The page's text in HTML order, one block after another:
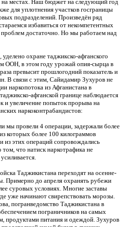
на местах. Наш бюджет на следующий год
для уплотнения участков госграницы
подразделений. Произведён ряд
избавиться от некомпетентных
проблем достаточно. Но мы работаем над
охране таджикско-афганского
ООН, в этом году урожай опия-сырца в
превысит прошлогодний показатель и
В связи с этим, Сайидамир Зухуров не
наркопотока из Афганистана в
афганской границе наблюдается
и увеличение попыток прорыва на
наркоконтрабандистов:
мы провели 4 операции, задержали более
которых более 100 килограммов
из этих операций сопровождались
что натиск наркотрафика не
Таджикистана переходят на осенне-
Примерно до апреля охранять рубежи
суровых условиях. Многие заставы
уже начинают свирепствовать морозы.
погранведомство Таджикистана в
пограничников на самых
продуктами питания и одеждой. Зухуров